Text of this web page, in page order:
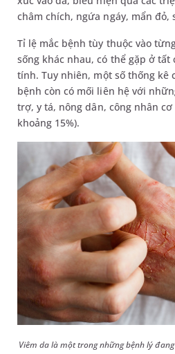
châm chích, ngứa ngáy, mẩn đỏ,
Tỉ lệ mắc bệnh tùy thuộc vào
sống khác nhau, có thể gặp ở tất
tính. Tuy nhiên, một số thống kê
bệnh còn có mối liên hệ với
trợ, y tá, nông dân, công nhân
khoảng 15%).
Viêm da là một trong những bệnh lý